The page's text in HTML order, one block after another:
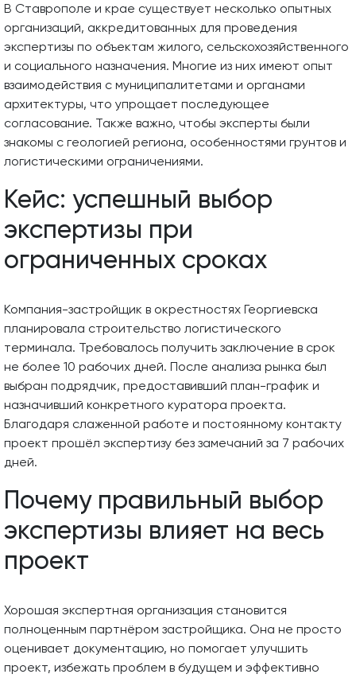
В Ставрополе и крае существует несколько опытных
организаций, аккредитованных для проведения
экспертизы по объектам жилого, сельскохозяйственного
и социального назначения. Многие из них имеют опыт
взаимодействия с муниципалитетами и органами
архитектуры, что упрощает последующее
согласование. Также важно, чтобы эксперты были
знакомы с геологией региона, особенностями грунтов и
логистическими ограничениями.
Кейс: успешный выбор
экспертизы при
ограниченных сроках
Компания-застройщик в окрестностях Георгиевска
планировала строительство логистического
терминала. Требовалось получить заключение в срок
не более 10 рабочих дней. После анализа рынка был
выбран подрядчик, предоставивший план-график и
назначивший конкретного куратора проекта.
Благодаря слаженной работе и постоянному контакту
проект прошёл экспертизу без замечаний за 7 рабочих
дней.
Почему правильный выбор
экспертизы влияет на весь
проект
Хорошая экспертная организация становится
полноценным партнёром застройщика. Она не просто
оценивает документацию, но помогает улучшить
проект, избежать проблем в будущем и эффективно